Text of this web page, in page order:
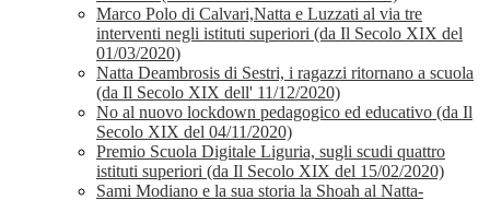
Marco Polo di Calvari,Natta e Luzzati al via tre
interventi negli istituti superiori (da Il Secolo XIX del
01/03/2020)
Natta Deambrosis di Sestri, i ragazzi ritornano a scuola
(da Il Secolo XIX dell' 11/12/2020)
No al nuovo lockdown pedagogico ed educativo (da Il
Secolo XIX del 04/11/2020)
Premio Scuola Digitale Liguria, sugli scudi quattro
istituti superiori (da Il Secolo XIX del 15/02/2020)
Sami Modiano e la sua storia la Shoah al Natta-